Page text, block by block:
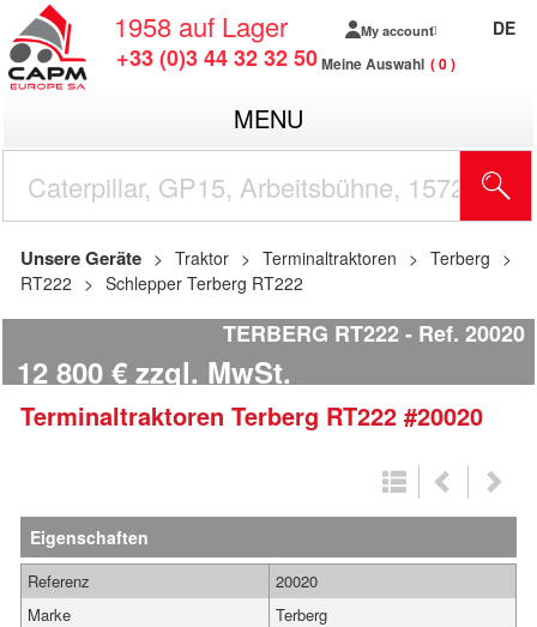
1958 auf Lager
+33 (0)3 44 32 32 50
My account
Meine Auswahl 0
DE
MENU
Unsere Geräte Traktor Terminaltraktoren
Terberg
RT222
Schlepper Terberg RT222
TERBERG RT222 Ref. 20020
12 800 € zzgl. MwSt.
Terminaltraktoren Terberg RT222 #20020
Eigenschaften
Referenz
20020
Marke
Terberg